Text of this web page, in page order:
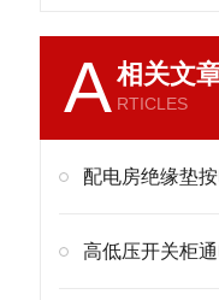
A相关文
RTICLES
配电房绝缘垫
高低压开关柜